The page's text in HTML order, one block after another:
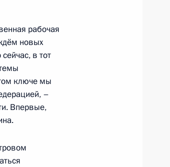
рабочая
новых
в тот
ключе мы
–
Впервые,